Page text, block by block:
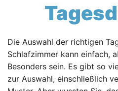
Die Auswahl der richtigen
Schlafzimmer kann einfach,
Besonders sein. Es gibt so
zur Auswahl, einschließlich